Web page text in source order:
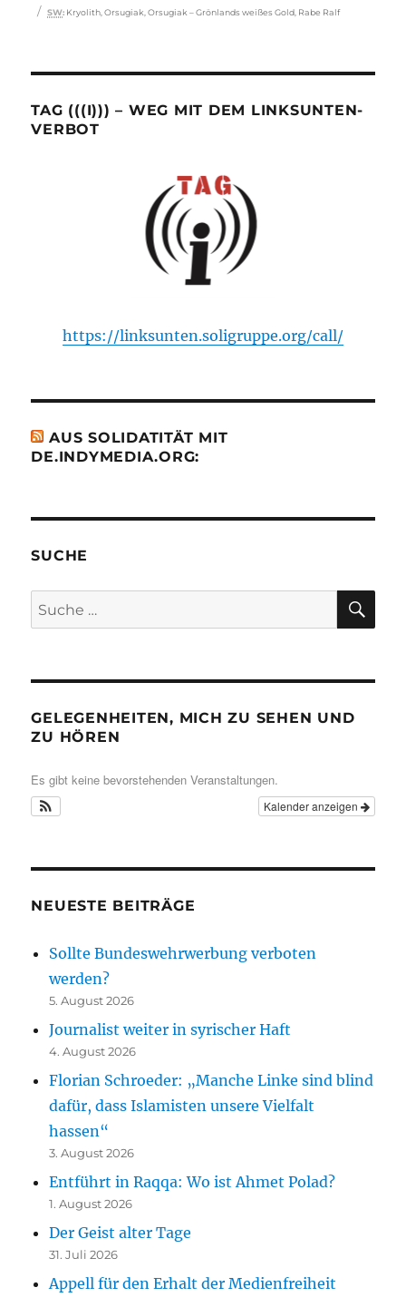
Schlagwörter
SW: Kryolith ,Orsugiak ,Orsugiak – Grönlands weißes Gold Rabe Ralf
TAG (((I))) – WEG MIT DEM LINKSUNTEN-
VERBOT
https://linksunten.soligruppe.org/call/
AUS SOLIDATITÄT MIT
DE.INDYMEDIA.ORG:
SUCHE
Suche
nach:
GELEGENHEITEN, MICH ZU SEHEN UND
ZU HÖREN
Es gibt keine bevorstehenden Veranstaltungen.
Kalender anzeigen
NEUESTE BEITRÄGE
Sollte Bundeswehrwerbung verboten
werden?
5. August 2026
Journalist weiter in syrischer Haft
4. August 2026
Florian Schroeder: „Manche Linke sind blind
dafür, dass Islamisten unsere Vielfalt
hassen“
3. August 2026
Entführt in Raqqa: Wo ist Ahmet Polad?
1. August 2026
Der Geist alter Tage
31. Juli 2026
Appell für den Erhalt der Medienfreiheit